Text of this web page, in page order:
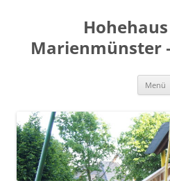
Marienmünster
Menü